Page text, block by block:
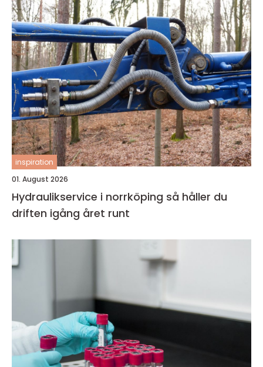
inspiration
01. August 2026
Hydraulikservice i norrköping så håller du
driften igång året runt